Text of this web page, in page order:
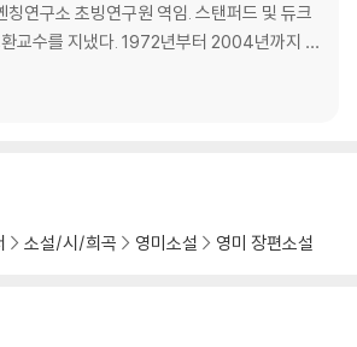
칭연구소 초빙연구원 역임. 스탠퍼드 및 듀크
교수를 지냈다. 1972년부터 2004년까지 서
문과대학장을 지냈으며, 현재 서강대 명예
소설/시/희곡 영미소설 영미 장편소설